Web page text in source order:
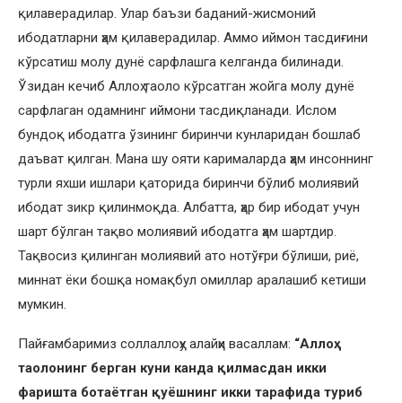
қилаверадилар. Улар баъзи баданий-жисмоний
ибодатларни ҳам қилаверадилар. Аммо иймон тасдиғини
кўрсатиш молу дунё сарфлашга келганда билинади.
Ўзидан кечиб Аллоҳ таоло кўрсатган жойга молу дунё
сарфлаган одамнинг иймони тасдиқланади. Ислом
бундоқ ибодатга ўзининг биринчи кунларидан бошлаб
даъват қилган. Мана шу ояти карималарда ҳам инсоннинг
турли яхши ишлари қаторида биринчи бўлиб молиявий
ибодат зикр қилинмоқда. Албатта, ҳар бир ибодат учун
шарт бўлган тақво молиявий ибодатга ҳам шартдир.
Тақвосиз қилинган молиявий ато нотўғри бўлиши, риё,
миннат ёки бошқа номақбул омиллар аралашиб кетиши
мумкин.
Пайғамбаримиз соллаллоҳу алайҳи васаллам: “Аллоҳ
таолонинг берган куни канда қилмасдан икки
фаришта ботаётган қуёшнинг икки тарафида туриб